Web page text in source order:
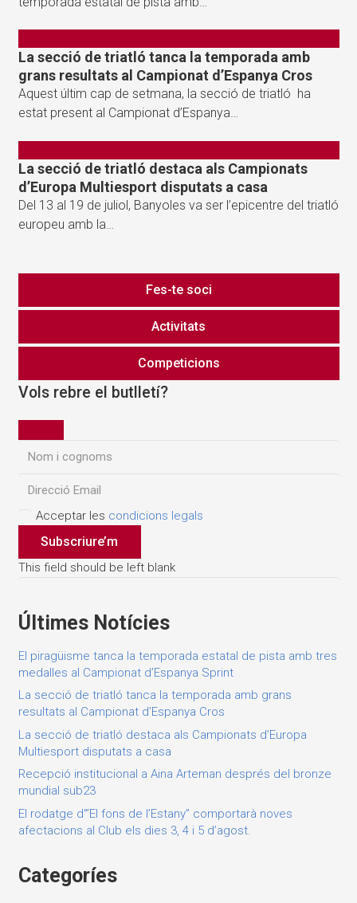
La secció de triatló tanca la temporada amb
grans resultats al Campionat d’Espanya Cros
Aquest últim cap de setmana, la secció de triatló ha
estat present al Campionat d’Espanya…
La secció de triatló destaca als Campionats
d’Europa Multiesport disputats a casa
Del 13 al 19 de juliol, Banyoles va ser l’epicentre del triatló
europeu amb la…
Fes-te soci
Activitats
Competicions
Vols rebre el butlletí?
Acceptar les condicions legals
Subscriure’m
This field should be left blank
Últimes Notícies
El piragüisme tanca la temporada estatal de pista amb tres
medalles al Campionat d’Espanya Sprint
La secció de triatló tanca la temporada amb grans
resultats al Campionat d’Espanya Cros
La secció de triatló destaca als Campionats d’Europa
Multiesport disputats a casa
Recepció institucional a Aina Arteman després del bronze
mundial sub23
El rodatge d'”El fons de l’Estany” comportarà noves
afectacions al Club els dies 3, 4 i 5 d’agost.
Categoríes